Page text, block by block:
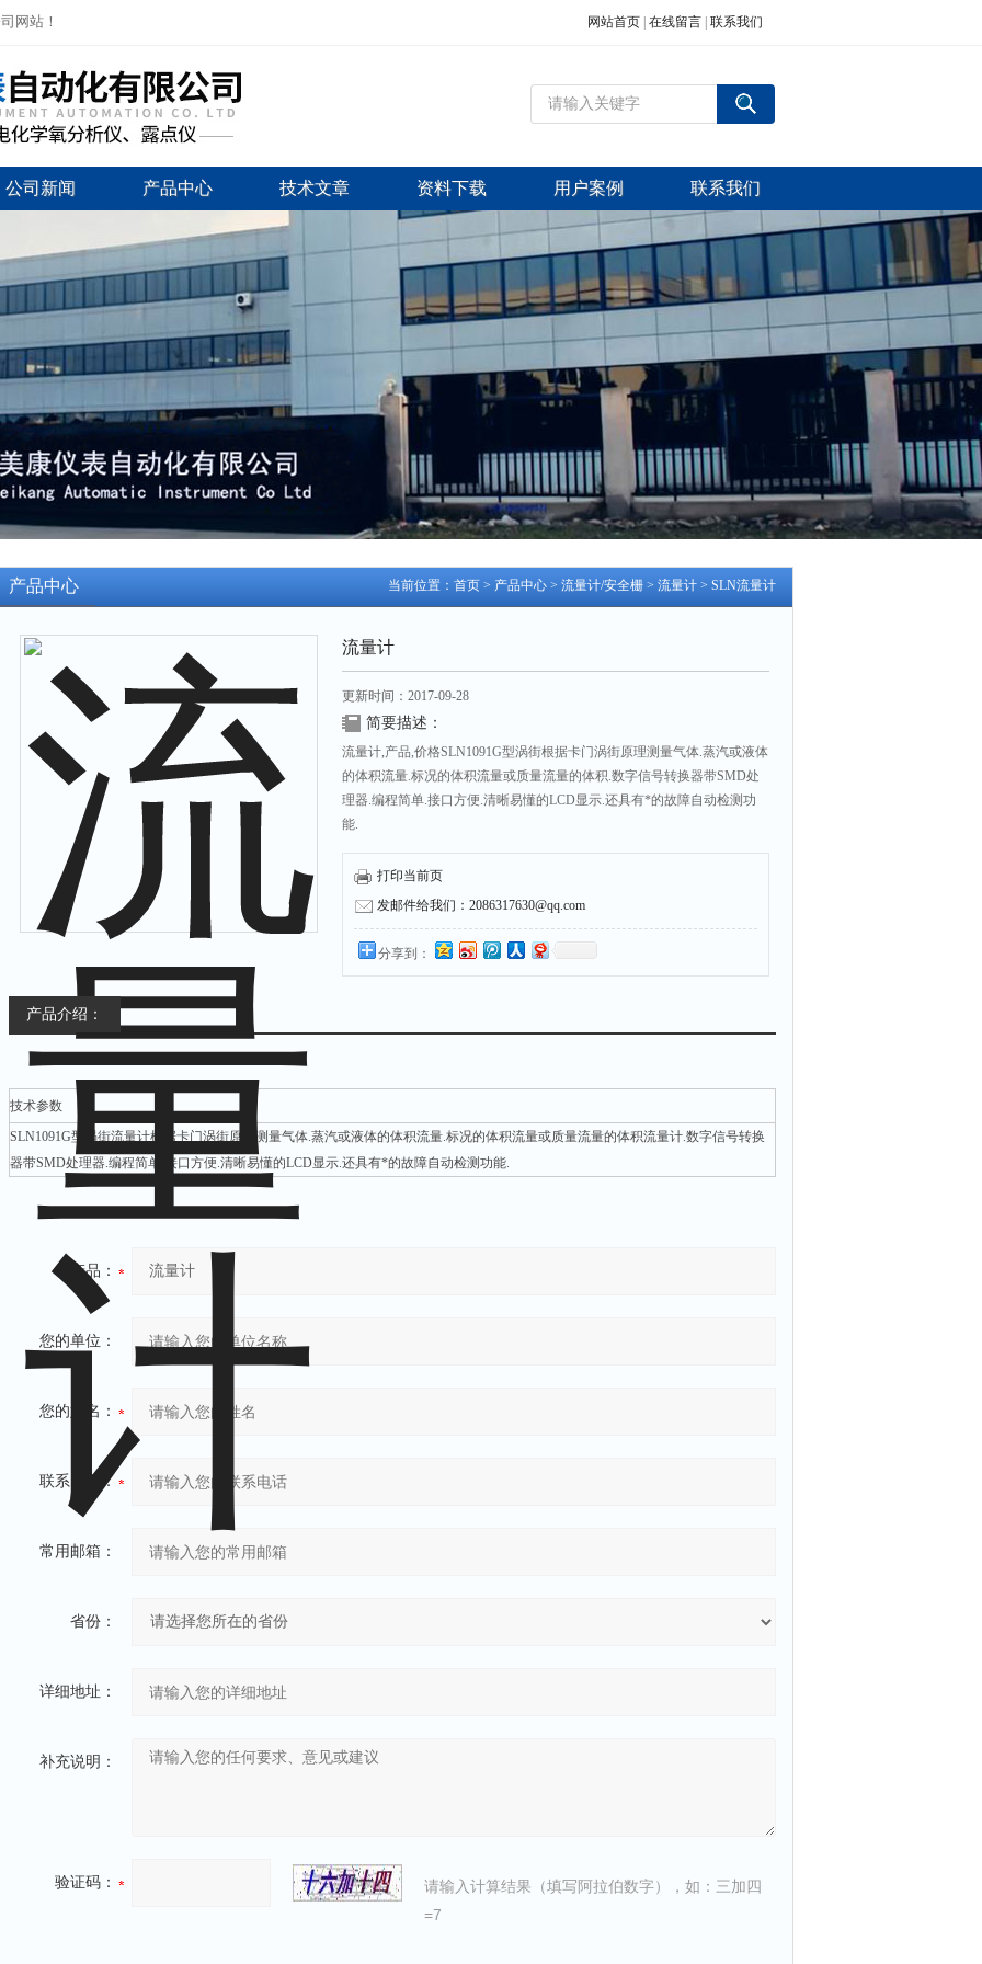
网站！ 网站首页 在线留言 联系我们
公司新闻 产品中心 技术文章 资料下载 用户案例 联系我们
当前位置： 首页 > 产品中心 > 流量计/安全栅 > 流量计 > SLN流量计
产品中心
流量计
更新时间：2017-09-28
简要描述：
流量计,产品,价格SLN1091G型涡街根据卡门涡街原理测量气体.蒸汽或液体
的体积流量.标况的体积流量或质量流量的体积.数字信号转换器带SMD处
理器.编程简单.接口方便.清晰易懂的LCD显示.还具有*的故障自动检测功
能.
打印当前页
发邮件给我们：2086317630@qq.com
分享到：
产品介绍：
技术参数
SLN1091G型涡街流量计根据卡门涡街原理测量气体.蒸汽或液体的体积流量.标况的体积流量或质量流量的体积流量计.数字信号转换
器带SMD处理器.编程简单.接口方便.清晰易懂的LCD显示.还具有*的故障自动检测功能.
产品：
您的单位：
您的姓名：
联系电话：
常用邮箱：
省份：
详细地址：
补充说明：
验证码：
请输入计算结果（填写阿拉伯数字），如：三加四
=7